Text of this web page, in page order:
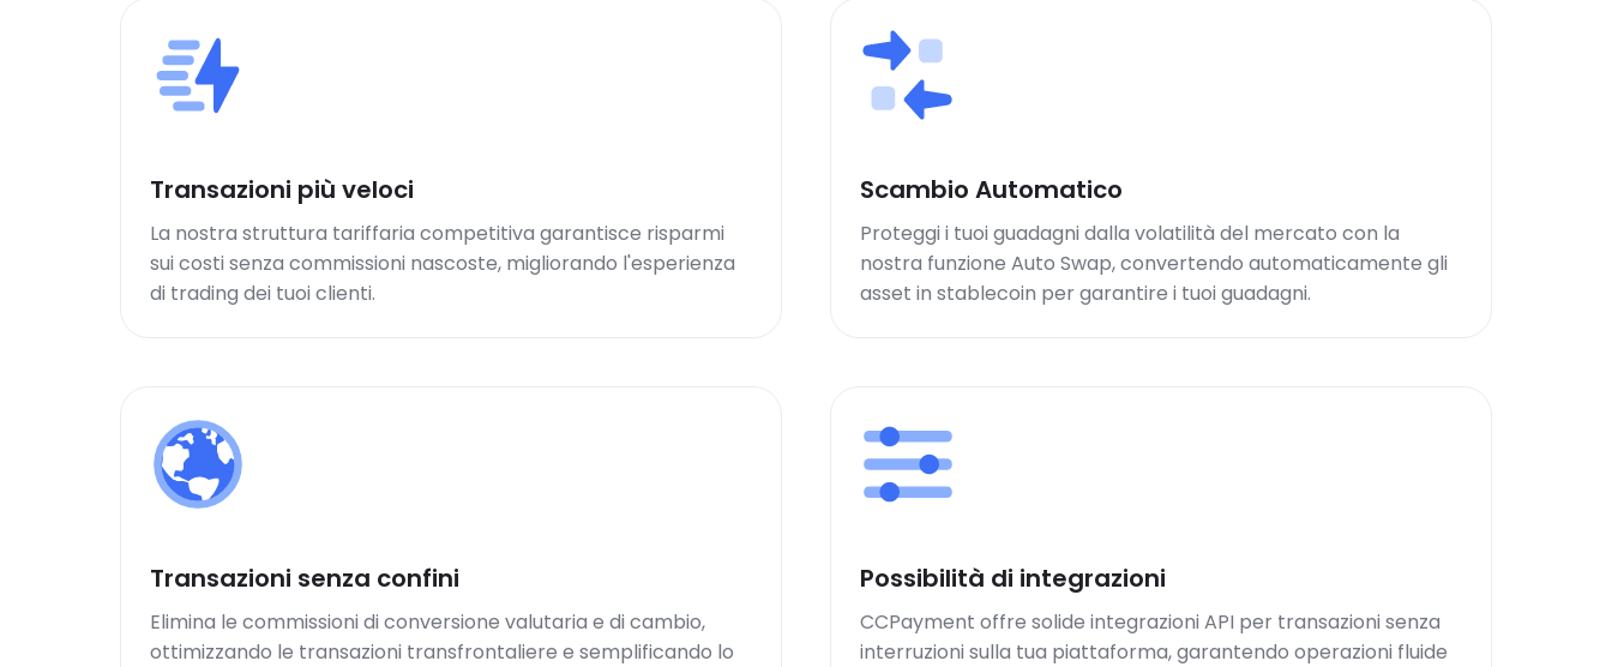
Transazioni più veloci
La nostra struttura tariffaria competitiva garantisce risparmi
sui costi senza commissioni nascoste, migliorando l'esperienza
di trading dei tuoi clienti.
Scambio Automatico
Proteggi i tuoi guadagni dalla volatilità del mercato con la
nostra funzione Auto Swap, convertendo automaticamente gli
asset in stablecoin per garantire i tuoi guadagni.
Transazioni senza confini
Elimina le commissioni di conversione valutaria e di cambio,
ottimizzando le transazioni transfrontaliere e semplificando lo
Possibilità di integrazioni
CCPayment offre solide integrazioni API per transazioni senza
interruzioni sulla tua piattaforma, garantendo operazioni fluide